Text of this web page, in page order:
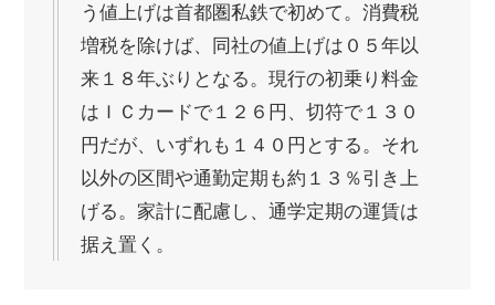
う値上げは首都圏私鉄で初めて。消費税
増税を除けば、同社の値上げは０５年以
来１８年ぶりとなる。現行の初乗り料金
はＩＣカードで１２６円、切符で１３０
円だが、いずれも１４０円とする。それ
以外の区間や通勤定期も約１３％引き上
げる。家計に配慮し、通学定期の運賃は
据え置く。